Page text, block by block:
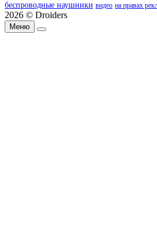
беспроводные наушники видео на правах
2026 © Droiders
Меню